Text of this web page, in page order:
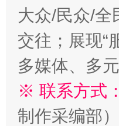
习近平的博鳌
大众/民众/全
交往；展现“
多媒体、多
※ 联系方式：
制作采编部）